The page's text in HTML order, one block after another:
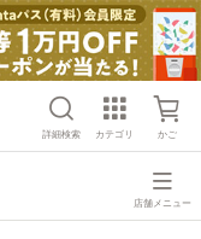
詳細検索 カテゴリ かご
店舗メニュー